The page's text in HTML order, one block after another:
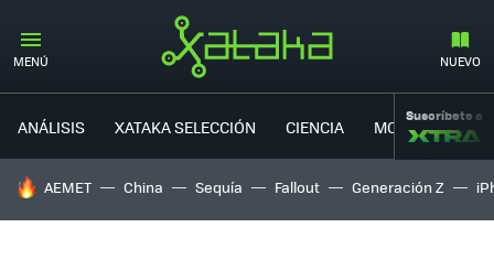
MENÚ NUEVO
ANÁLISIS XATAKA SELECCIÓN CIENCIA MOVILIDAD
Suscríbete a
HOY SE HABLA DE
AEMET China Sequía Fallout Generación Z